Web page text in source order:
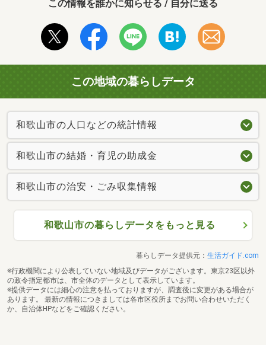
この情報を誰かに知らせる / 自分に送る
この地域の暮らしデータ
和歌山市の人口などの統計情報
和歌山市の結婚・育児の助成金
和歌山市の治安・ごみ収集情報
和歌山市の暮らしデータをもっと見る
暮らしデータ提供元： 生活ガイド.com
※行政機関により公表していない地域及びデータがございます。東京23区以外
の政令指定都市は、市全体のデータとして表示しています。
※提供データには細心の注意を払っておりますが、調査後に変更がある場合が
あります。 最新の情報につきましては各市区役所までお問い合わせいただく
か、自治体HPなどをご確認ください。